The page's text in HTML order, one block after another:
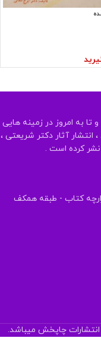
آغاز به کار کرده و تا به امروز در زمینه هایی
انتشار آثار دکتر شریعتی ،
کتاب - طبقه همکف
چاپخش میباشد.